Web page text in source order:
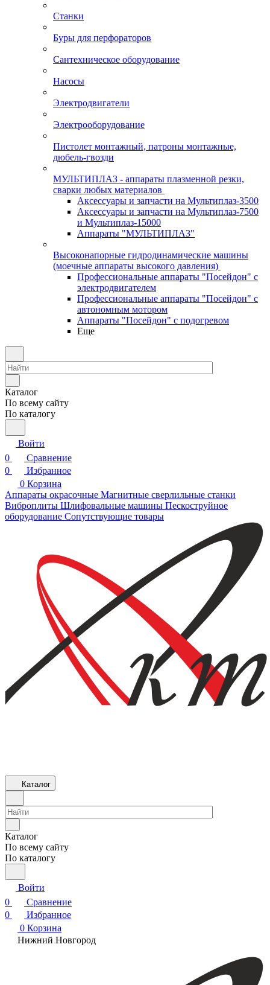
Станки
Буры для перфораторов
Сантехническое оборудование
Насосы
Электродвигатели
Электрооборудование
Пистолет монтажный, патроны монтажные,
дюбель-гвозди
МУЛЬТИПЛАЗ - аппараты плазменной резки,
сварки любых материалов
Аксессуары и запчасти на Мультиплаз-3500
Аксессуары и запчасти на Мультиплаз-7500
и Мультиплаз-15000
Аппараты "МУЛЬТИПЛАЗ"
Высоконапорные гидродинамические машины
(моечные аппараты высокого давления)
Профессиональные аппараты "Посейдон" с
электродвигателем
Профессиональные аппараты "Посейдон" с
автономным мотором
Аппараты "Посейдон" с подогревом
Еще
Каталог
По всему сайту
По каталогу
Войти
0
Сравнение
0
Избранное
0 Корзина
Аппараты окрасочные Магнитные сверлильные станки
Виброплиты Шлифовальные машины Пескоструйное
оборудование Сопутствующие товары
Каталог
Каталог
По всему сайту
По каталогу
Войти
0
Сравнение
0
Избранное
0 Корзина
Нижний Новгород